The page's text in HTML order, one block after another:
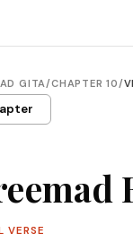
GITA/CHAPTER 10/
VERSE